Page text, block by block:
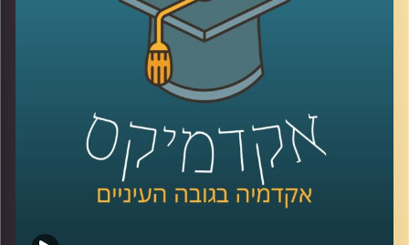
אבל למה בשנים האחרונות מדינות המפרץ
מבינות שהן צריכות לשנות את תוכניותיהן בנוגע
למשאב זה? ואיך מו סאלח קשור לכל העניין
ד"ר יוסי מן, חוקר את כלכלת המזה"ת מביה"ס
לאודר לממשל דיפלומטיה ואסטרטגיה
באוניברסיטת רייכמן, מסביר על הגורמים